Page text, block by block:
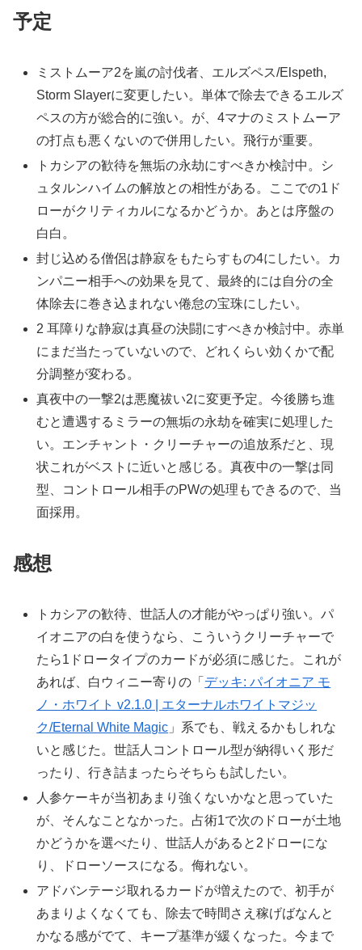
予定
ミストムーア2を嵐の討伐者、エルズペス/Elspeth,
Storm Slayerに変更したい。単体で除去できるエルズ
ペスの方が総合的に強い。が、4マナのミストムーア
の打点も悪くないので併用したい。飛行が重要。
トカシアの歓待を無垢の永劫にすべきか検討中。シ
ュタルンハイムの解放との相性がある。ここでの1ド
ローがクリティカルになるかどうか。あとは序盤の
白白。
封じ込める僧侶は静寂をもたらすもの4にしたい。カ
ンパニー相手への効果を見て、最終的には自分の全
体除去に巻き込まれない倦怠の宝珠にしたい。
2 耳障りな静寂は真昼の決闘にすべきか検討中。赤単
にまだ当たっていないので、どれくらい効くかで配
分調整が変わる。
真夜中の一撃2は悪魔祓い2に変更予定。今後勝ち進
むと遭遇するミラーの無垢の永劫を確実に処理した
い。エンチャント・クリーチャーの追放系だと、現
状これがベストに近いと感じる。真夜中の一撃は同
型、コントロール相手のPWの処理もできるので、当
面採用。
感想
トカシアの歓待、世話人の才能がやっぱり強い。パ
イオニアの白を使うなら、こういうクリーチャーで
たら1ドロータイプのカードが必須に感じた。これが
あれば、白ウィニー寄りの「 デッキ: パイオニア モ
ノ・ホワイト v2.1.0 | エターナルホワイトマジッ
ク/Eternal White Magic 」系でも、戦えるかもしれな
いと感じた。世話人コントロール型が納得いく形だ
ったり、行き詰まったらそちらも試したい。
人参ケーキが当初あまり強くないかなと思っていた
が、そんなことなかった。占術1で次のドローが土地
かどうかを選べたり、世話人があると2ドローにな
り、ドローソースになる。侮れない。
アドバンテージ取れるカードが増えたので、初手が
あまりよくなくても、除去で時間さえ稼げばなんと
かなる感がでて、キープ基準が緩くなった。今まで